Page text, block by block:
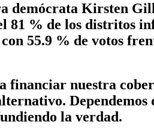
demócrata Kirsten
81 % de los distritos
55.9 % de votos
financiar nuestra
la verdad.